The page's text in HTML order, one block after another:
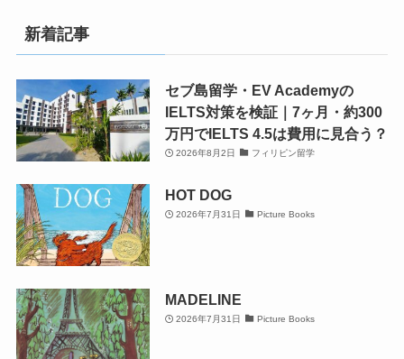
新着記事
セブ島留学・EV Academyの
IELTS対策を検証｜7ヶ月・約300
万円でIELTS 4.5は費用に見合う？
2026年8月2日 フィリピン留学
HOT DOG
2026年7月31日 Picture Books
MADELINE
2026年7月31日 Picture Books